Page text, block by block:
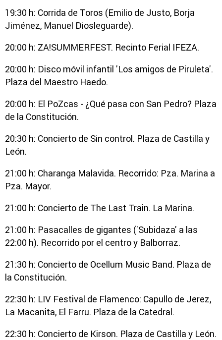
19:30 h: Corrida de Toros (Emilio de Justo, Borja
Jiménez, Manuel Diosleguarde).
20:00 h: ZA!SUMMERFEST. Recinto Ferial IFEZA.
20:00 h: Disco móvil infantil 'Los amigos de Piruleta'.
Plaza del Maestro Haedo.
20:00 h: El PoZcas - ¿Qué pasa con San Pedro? Plaza
de la Constitución.
20:30 h: Concierto de Sin control. Plaza de Castilla y
León.
21:00 h: Charanga Malavida. Recorrido: Pza. Marina a
Pza. Mayor.
21:00 h: Concierto de The Last Train. La Marina.
21:00 h: Pasacalles de gigantes ('Subidaza' a las
22:00 h). Recorrido por el centro y Balborraz.
21:30 h: Concierto de Ocellum Music Band. Plaza de
la Constitución.
22:30 h: LIV Festival de Flamenco: Capullo de Jerez,
La Macanita, El Farru. Plaza de la Catedral.
22:30 h: Concierto de Kirson. Plaza de Castilla y León.